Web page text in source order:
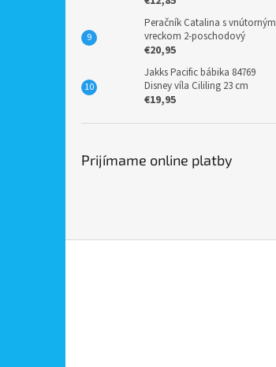
Peračník Catalina s vnútorným
vreckom 2-poschodový
€20,95
Jakks Pacific bábika 84769
Disney víla Cililing 23 cm
€19,95
Prijímame online platby